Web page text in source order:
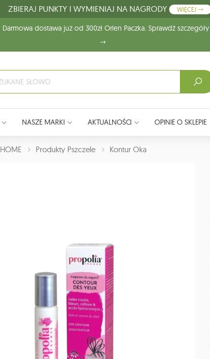
ZBIERAJ PUNKTY I WYMIENIAJ NA NAGRODY WIĘCEJ
Darmowa dostawa już od 300zł Orlen Paczka. Sprawdź szczegóły
NASZE MARKI AKTUALNOŚCI OPINIE O SKLEPIE
HOME Produkty Pszczele Kontur Oka